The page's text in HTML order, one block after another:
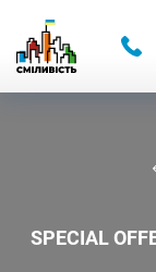
SPECIAL